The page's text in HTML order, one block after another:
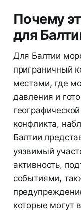
Почему
для
Для Балтии
приграничный
местами, где
давления и
конфликта,
Балтии
уязвимый
активность,
событиями,
которые могут